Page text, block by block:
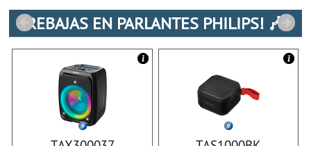
REBAJAS EN PARLANTES PHILIPS! 🎶